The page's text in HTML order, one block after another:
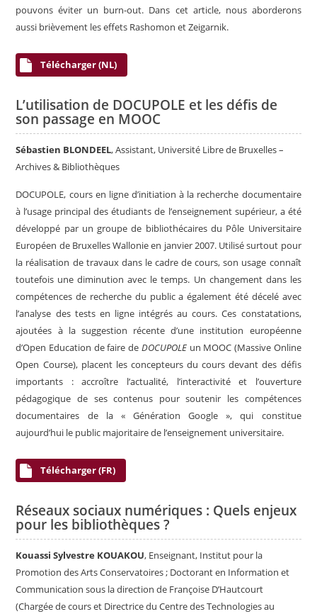
pouvons éviter un burn-out. Dans cet article, nous aborderons
aussi brièvement les effets Rashomon et Zeigarnik.
Télécharger (NL)
L’utilisation de DOCUPOLE et les défis de
son passage en MOOC
Sébastien BLONDEEL, Assistant, Université Libre de Bruxelles –
Archives & Bibliothèques
DOCUPOLE, cours en ligne d’initiation à la recherche documentaire
à l’usage principal des étudiants de l’enseignement supérieur, a été
développé par un groupe de bibliothécaires du Pôle Universitaire
Européen de Bruxelles Wallonie en janvier 2007. Utilisé surtout pour
la réalisation de travaux dans le cadre de cours, son usage connaît
toutefois une diminution avec le temps. Un changement dans les
compétences de recherche du public a également été décelé avec
l’analyse des tests en ligne intégrés au cours. Ces constatations,
ajoutées à la suggestion récente d’une institution européenne
d’Open Education de faire de DOCUPOLEun MOOC (Massive Online
Open Course), placent les concepteurs du cours devant des défis
importants : accroître l’actualité, l’interactivité et l’ouverture
pédagogique de ses contenus pour soutenir les compétences
documentaires de la « Génération Google », qui constitue
aujourd’hui le public majoritaire de l’enseignement universitaire.
Télécharger (FR)
Réseaux sociaux numériques : Quels enjeux
pour les bibliothèques ?
Kouassi Sylvestre KOUAKOU, Enseignant, Institut pour la
Promotion des Arts Conservatoires ; Doctorant en Information et
Communication sous la direction de Françoise D’Hautcourt
(Chargée de cours et Directrice du Centre des Technologies au